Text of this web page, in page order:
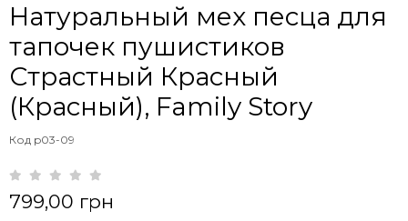
Натуральный мех песца для
тапочек пушистиков
Страстный Красный
(Красный), Family Story
Код p03-09
799,00 грн